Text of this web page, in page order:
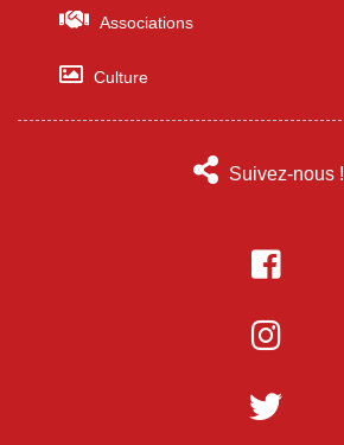
Associations
Culture
Suivez-nous !